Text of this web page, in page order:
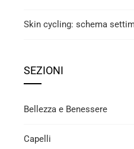
Skin cycling: schema
SEZIONI
Bellezza e Benessere
Capelli